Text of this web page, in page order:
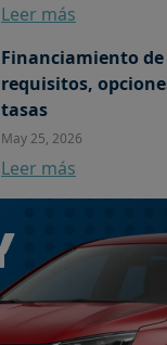
Leer más
Financiamiento
requisitos,
tasas
May 25, 2026
Leer más